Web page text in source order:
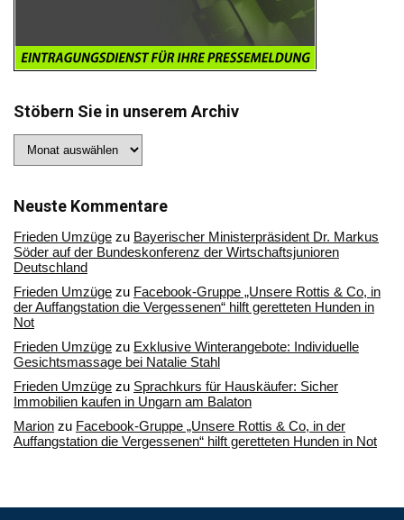
Stöbern Sie in unserem Archiv
Sie
Archiv
Neuste Kommentare
Frieden Umzüge zu Bayerischer Ministerpräsident Dr. Markus
Söder auf der Bundeskonferenz der Wirtschaftsjunioren
Deutschland
Frieden Umzüge zu Facebook-Gruppe „Unsere Rottis & Co, in
der Auffangstation die Vergessenen“ hilft geretteten Hunden in
Not
Frieden Umzüge zu Exklusive Winterangebote: Individuelle
Gesichtsmassage bei Natalie Stahl
Frieden Umzüge zu Sprachkurs für Hauskäufer: Sicher
Immobilien kaufen in Ungarn am Balaton
Marion zu Facebook-Gruppe „Unsere Rottis & Co, in der
Auffangstation die Vergessenen“ hilft geretteten Hunden in Not